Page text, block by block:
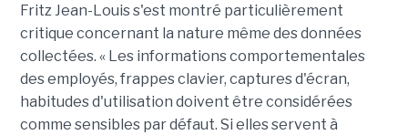
Fritz Jean-Louis s'est montré particulièrement
critique concernant la nature même des données
collectées. « Les informations comportementales
des employés, frappes clavier, captures d'écran,
habitudes d'utilisation doivent être considérées
comme sensibles par défaut. Si elles servent à